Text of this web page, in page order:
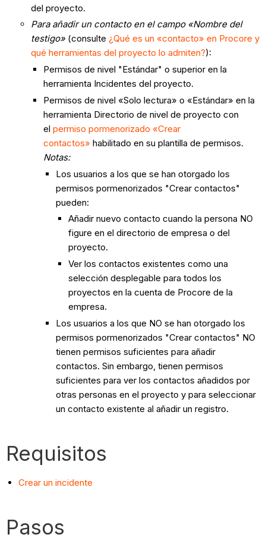
del proyecto.
Para añadir un contacto en el campo «Nombre del
testigo» (consulte¿Qué es un «contacto» en Procore y
qué herramientas del proyecto lo admiten?):
Permisos de nivel "Estándar" o superior en la
herramienta Incidentes del proyecto.
Permisos de nivel «Solo lectura» o «Estándar» en la
herramienta Directorio de nivel de proyecto con
elpermiso pormenorizado «Crear
contactos» habilitado en su plantilla de permisos.
Notas:
Los usuarios a los que se han otorgado los
permisos pormenorizados "Crear contactos"
pueden:
Añadir nuevo contacto cuando la persona NO
figure en el directorio de empresa o del
proyecto.
Ver los contactos existentes como una
selección desplegable para todos los
proyectos en la cuenta de Procore de la
empresa.
Los usuarios a los que NO se han otorgado los
permisos pormenorizados "Crear contactos" NO
tienen permisos suficientes para añadir
contactos. Sin embargo, tienen permisos
suficientes para ver los contactos añadidos por
otras personas en el proyecto y para seleccionar
un contacto existente al añadir un registro.
Requisitos
Crear un incidente
Pasos